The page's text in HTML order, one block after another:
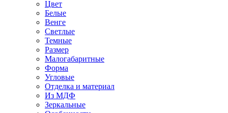
Цвет
Белые
Венге
Светлые
Темные
Размер
Малогабаритные
Форма
Угловые
Отделка и материал
Из МДФ
Зеркальные